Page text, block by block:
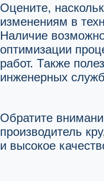
Оцените,
изменениям в
Наличие
оптимизации
работ. Также
инженерных
Обратите
производитель
и высокое